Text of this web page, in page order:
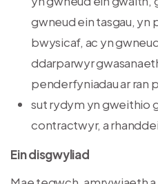
gwneud ein tasgau,
bwysicaf, ac yn
ddarparwyr
penderfyniadau ar ran
sut rydym yn gweithio
contractwyr, a
Ein disgwyliad